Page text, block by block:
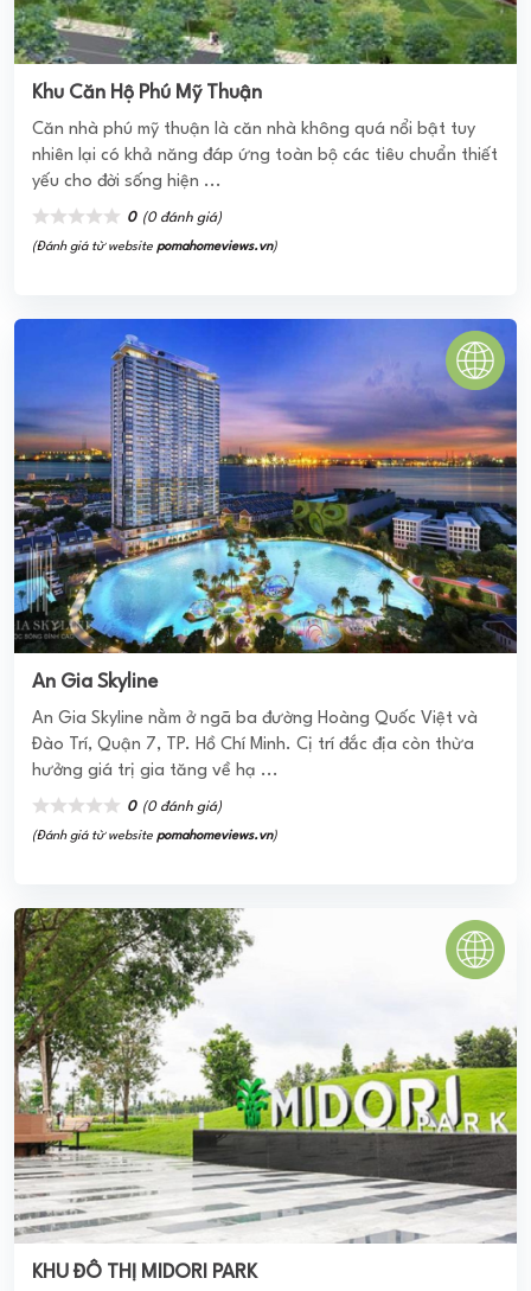
Khu Căn Hộ Phú Mỹ Thuận
Căn nhà phú mỹ thuận là căn nhà không quá nổi bật tuy
nhiên lại có khả năng đáp ứng toàn bộ các tiêu chuẩn thiết
yếu cho đời sống hiện ...
0 (0 đánh giá)
(Đánh giá từ website pomahomeviews.vn)
An Gia Skyline
An Gia Skyline nằm ở ngã ba đường Hoàng Quốc Việt và
Đào Trí, Quận 7, TP. Hồ Chí Minh. Cị trí đắc địa còn thừa
hưởng giá trị gia tăng về hạ ...
0 (0 đánh giá)
(Đánh giá từ website pomahomeviews.vn)
KHU ĐÔ THỊ MIDORI PARK